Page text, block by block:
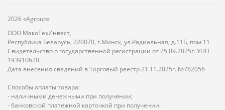
2026 «Agroup»
ООО МакоТехИнвест,
Республика Беларусь, 220070, г.Минск, ул.Радиальная, д.11Б, пом.11
Свидетельство о государственной регистрации от 25.09.2025г. УНП
193910620.
Дата внесения сведений в Торговый реестр 21.11.2025г. №762056
Способы оплаты товара:
- наличными денежными при получении;
- банковской платёжной карточкой при получении.